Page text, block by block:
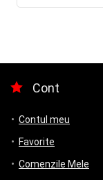
Cont
Contul meu
Favorite
Comenzile Mele